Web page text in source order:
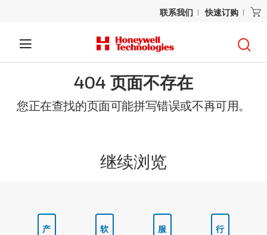
联系我们 快速订购
404 页面不存在
您正在查找的页面可能拼写错误或不再可用。
继续浏览
产
软
服
行